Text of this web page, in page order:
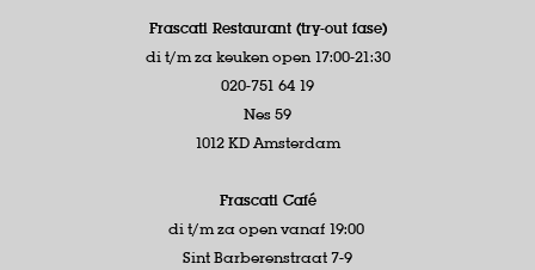
Frascati Restaurant (try-out fase)
di t/m za keuken open 17:00-21:30
020-751 64 19
Nes 59
1012 KD Amsterdam
Frascati Café
di t/m za open vanaf 19:00
Sint Barberenstraat 7-9